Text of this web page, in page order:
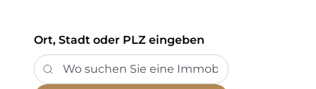
Ort, Stadt oder PLZ eingeben